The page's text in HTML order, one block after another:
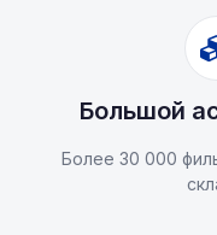
Большой
Более 30 000